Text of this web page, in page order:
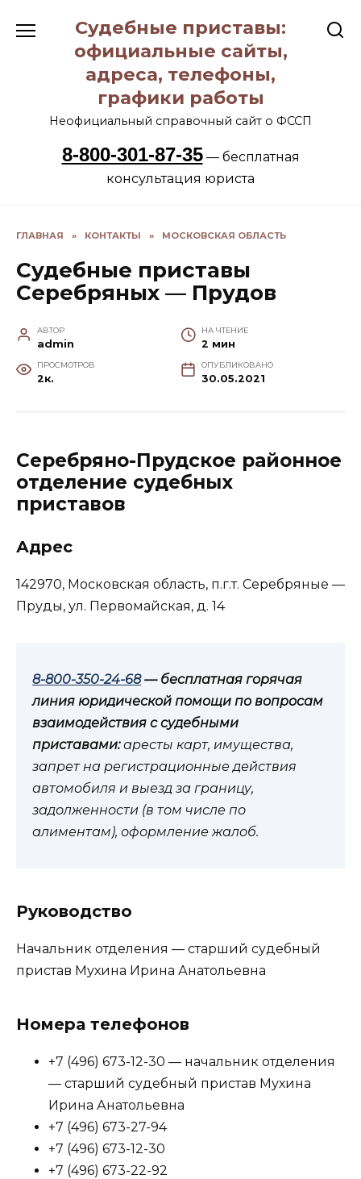
содержанию
Судебные приставы:
официальные сайты,
адреса, телефоны,
графики работы
Неофициальный справочный сайт о ФССП
8-800-301-87-35— бесплатная
консультация юриста
ГЛАВНАЯ » КОНТАКТЫ » МОСКОВСКАЯ ОБЛАСТЬ
Судебные приставы
Серебряных — Прудов
АВТОР
admin
НА ЧТЕНИЕ
2 мин
ПРОСМОТРОВ
2к.
ОПУБЛИКОВАНО
30.05.2021
Серебряно-Прудское районное
отделение судебных
приставов
Адрес
142970, Московская область, п.г.т. Серебряные —
Пруды, ул. Первомайская, д. 14
8-800-350-24-68— бесплатная горячая
линия юридической помощи по вопросам
взаимодействия с судебными
приставами:аресты карт, имущества,
запрет на регистрационные действия
автомобиля и выезд за границу,
задолженности (в том числе по
алиментам), оформление жалоб.
Руководство
Начальник отделения — старший судебный
пристав Мухина Ирина Анатольевна
Номера телефонов
+7 (496) 673-12-30 — начальник отделения
— старший судебный пристав Мухина
Ирина Анатольевна
+7 (496) 673-27-94
+7 (496) 673-12-30
+7 (496) 673-22-92